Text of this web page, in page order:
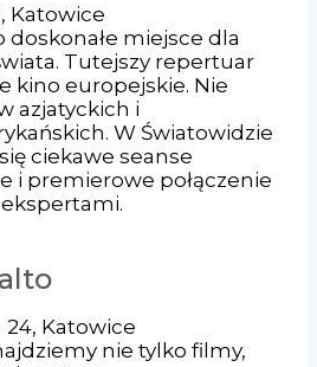
Katowice
doskonałe miejsce dla
Tutejszy repertuar
kino europejskie. Nie
azjatyckich i
W Światowidzie
ciekawe seanse
i premierowe połączenie
24, Katowice
nie tylko filmy,